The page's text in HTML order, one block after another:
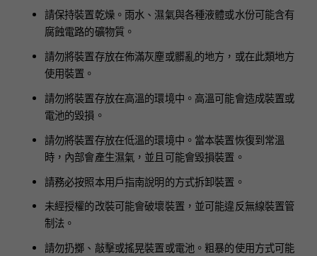
南
請保持裝置乾燥。雨水、濕氣與各種液體或水份可能含有
腐蝕電路的礦物質。
請勿將裝置存放在佈滿灰塵或髒亂的地方，或在此類地方
使用裝置。
請勿將裝置存放在高溫的環境中。高溫可能會造成裝置或
電池的毀損。
請勿將裝置存放在低溫的環境中。當本裝置恢復到常溫
時，內部會產生濕氣，並且可能會毀損裝置。
請務必按照本用戶指南說明的方式拆卸裝置。
未經授權的改裝可能會破壞裝置，並可能違反無線裝置管
制法。
請勿扔擲、敲擊或搖晃裝置或電池。粗暴的使用方式可能